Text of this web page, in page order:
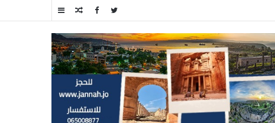
إضافة
جانبي
مقال